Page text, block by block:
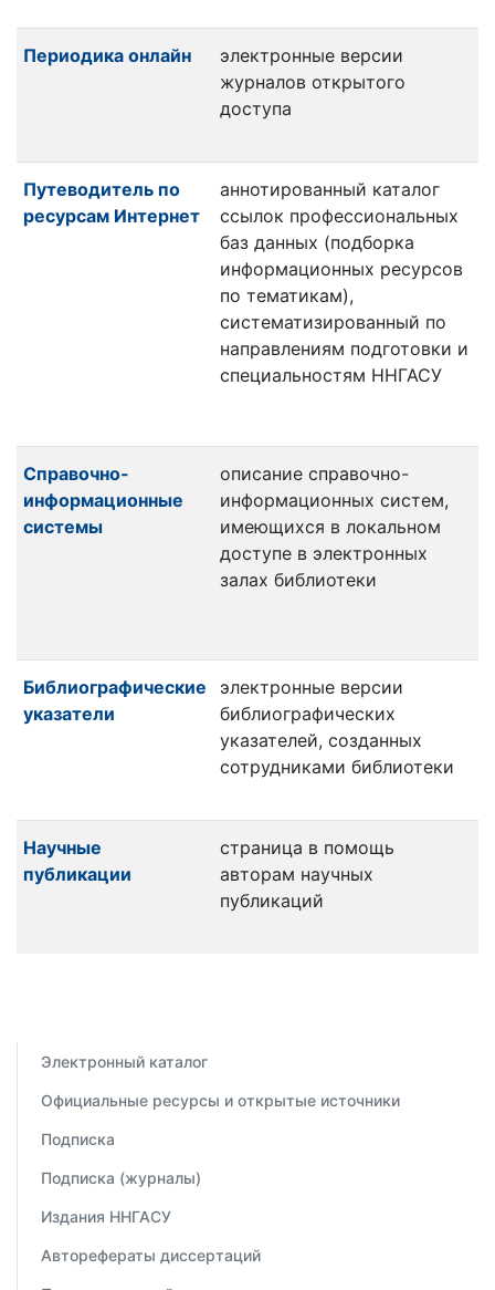
Периодика онлайн
электронные версии
журналов открытого
доступа
Путеводитель по
ресурсам Интернет
аннотированный каталог
ссылок профессиональных
баз данных (подборка
информационных ресурсов
по тематикам),
систематизированный по
направлениям подготовки и
специальностям ННГАСУ
Справочно-
информационные
системы
описание справочно-
информационных систем,
имеющихся в локальном
доступе в электронных
залах библиотеки
Библиографические
указатели
электронные версии
библиографических
указателей, созданных
сотрудниками библиотеки
Научные
публикации
страница в помощь
авторам научных
публикаций
Электронный каталог
Официальные ресурсы и открытые источники
Подписка
Подписка (журналы)
Издания ННГАСУ
Авторефераты диссертаций